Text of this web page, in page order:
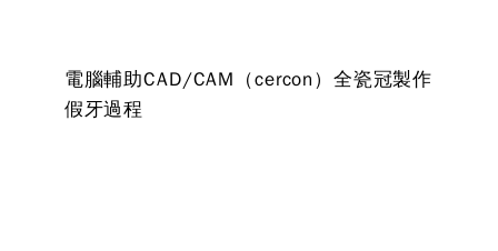
電腦輔助CAD/CAM（cercon）全瓷冠製作
假牙過程